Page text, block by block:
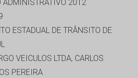
ADMINISTRATIVO 2012
ESTADUAL DE TRÂNSITO DE
VEICULOS LTDA, CARLOS
PEREIRA